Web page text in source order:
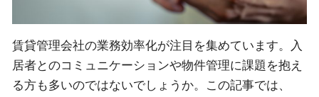
賃貸管理会社の業務効率化が注目を集めています。入
居者とのコミュニケーションや物件管理に課題を抱え
る方も多いのではないでしょうか。この記事では、